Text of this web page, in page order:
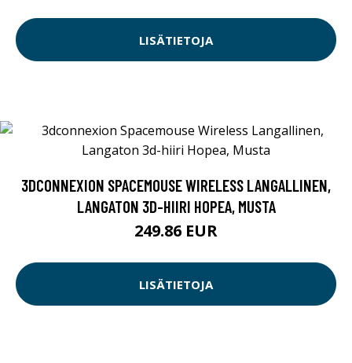
LISÄTIETOJA
3DCONNEXION SPACEMOUSE WIRELESS LANGALLINEN,
LANGATON 3D-HIIRI HOPEA, MUSTA
249.86 EUR
LISÄTIETOJA